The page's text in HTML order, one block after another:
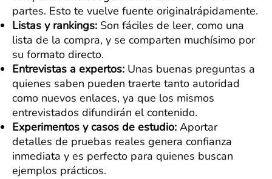
partes. Esto te vuelve fuente originalrápidamente.
Listas y rankings: Son fáciles de leer, como una
lista de la compra, y se comparten muchísimo por
su formato directo.
Entrevistas a expertos: Unas buenas preguntas a
quienes saben pueden traerte tanto autoridad
como nuevos enlaces, ya que los mismos
entrevistados difundirán el contenido.
Experimentos y casos de estudio: Aportar
detalles de pruebas reales genera confianza
inmediata y es perfecto para quienes buscan
ejemplos prácticos.